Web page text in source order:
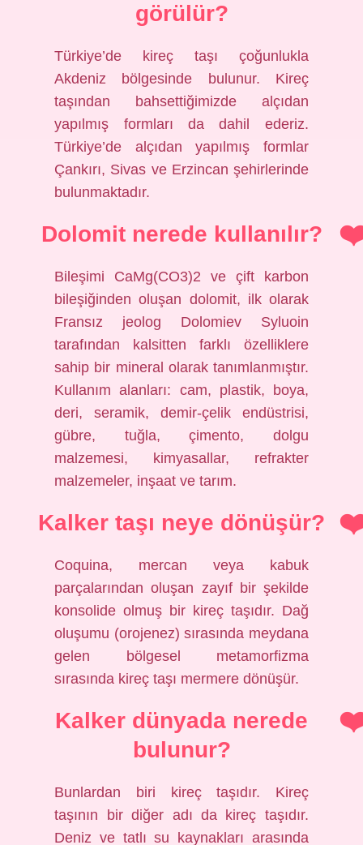
görülür?
Türkiye’de kireç taşı çoğunlukla
Akdeniz bölgesinde bulunur. Kireç
taşından bahsettiğimizde alçıdan
yapılmış formları da dahil ederiz.
Türkiye’de alçıdan yapılmış formlar
Çankırı, Sivas ve Erzincan şehirlerinde
bulunmaktadır.
Dolomit nerede kullanılır?
Bileşimi CaMg(CO3)2 ve çift karbon
bileşiğinden oluşan dolomit, ilk olarak
Fransız jeolog Dolomiev Syluoin
tarafından kalsitten farklı özelliklere
sahip bir mineral olarak tanımlanmıştır.
Kullanım alanları: cam, plastik, boya,
deri, seramik, demir-çelik endüstrisi,
gübre, tuğla, çimento, dolgu
malzemesi, kimyasallar, refrakter
malzemeler, inşaat ve tarım.
Kalker taşı neye dönüşür?
Coquina, mercan veya kabuk
parçalarından oluşan zayıf bir şekilde
konsolide olmuş bir kireç taşıdır. Dağ
oluşumu (orojenez) sırasında meydana
gelen bölgesel metamorfizma
sırasında kireç taşı mermere dönüşür.
Kalker dünyada nerede
bulunur?
Bunlardan biri kireç taşıdır. Kireç
taşının bir diğer adı da kireç taşıdır.
Deniz ve tatlı su kaynakları arasında